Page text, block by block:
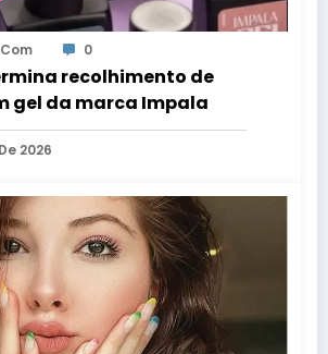
0
recolhimento de
gel da marca Impala
2026